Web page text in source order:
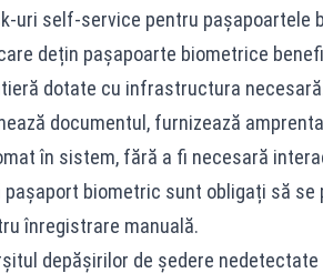
uri self-service pentru pașapoartele
dețin pașapoarte biometrice
dotate cu infrastructura
documentul, furnizează
în sistem, fără a fi necesară
pașaport biometric sunt obligați să
înregistrare manuală.
depășirilor de ședere nedetectate